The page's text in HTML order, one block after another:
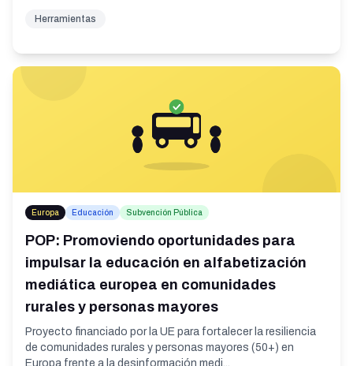
Herramientas
Europa Educación Subvención Pública
POP: Promoviendo oportunidades para
impulsar la educación en alfabetización
mediática europea en comunidades
rurales y personas mayores
Proyecto financiado por la UE para fortalecer la resiliencia
de comunidades rurales y personas mayores (50+) en
Europa frente a la desinformación medi...